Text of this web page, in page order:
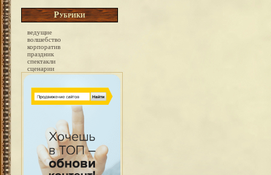
Рубрики
ведущие
волшебство
корпоратив
праздник
спектакли
сценарии